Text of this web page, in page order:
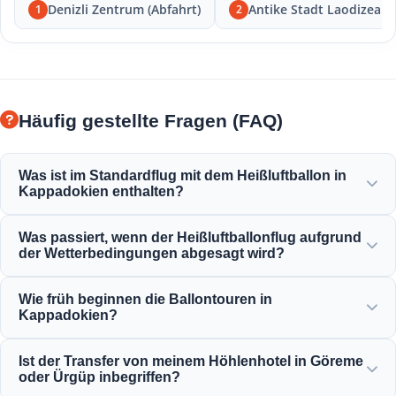
1 Denizli Zentrum (Abfahrt) 2 Antike Stadt Laodizea
Häufig gestellte Fragen (FAQ)
Was ist im Standardflug mit dem Heißluftballon in
Kappadokien enthalten?
Frühstück vor dem Flug, eine einstündige Ballonfahrt über
die Feenkamine, eine Champagner-Toast-Feier und ein
Was passiert, wenn der Heißluftballonflug aufgrund
der Wetterbedingungen abgesagt wird?
aufgrund von Wind oder Wetterbedingungen abgesagt
werden, erhalten Sie eine vollständige Rückerstattung oder
Tag.
Wie früh beginnen die Ballontouren in
Kappadokien?
Regel vor der Dämmerung (zwischen 4:30 und 5:30 Uhr, je
nach Jahreszeit), um den schönen Sonnenaufgang aus der
Ist der Transfer von meinem Höhlenhotel in Göreme
oder Ürgüp inbegriffen?